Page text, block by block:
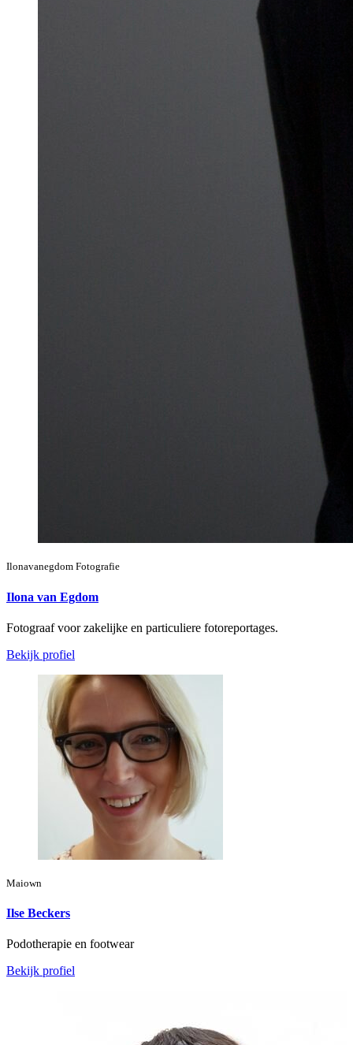
Ilonavanegdom Fotografie
Ilona van Egdom
Fotograaf voor zakelijke en particuliere fotoreportages.
Bekijk profiel
Maiown
Ilse Beckers
Podotherapie en footwear
Bekijk profiel